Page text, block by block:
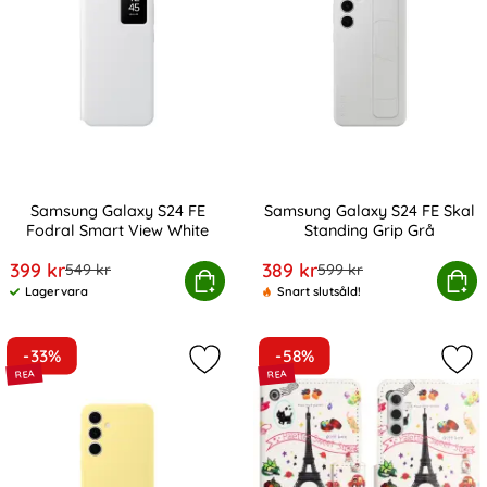
Samsung Galaxy S24 FE
Fodral Smart View White
rea pris
399 krtidigare pris
549 kr
Tillgänglighet:
Lagervara
Köp
Galaxy S24 FE Fodral Smart View White
Samsung Galaxy S24 FE Skal
Standing Grip Grå
rea pris
389 krtidigare pris
599 kr
Snart slutsåld!
Köp
Samsung Galaxy S24 FE
-33%
Markera samsung Galaxy S24 FE
-58%